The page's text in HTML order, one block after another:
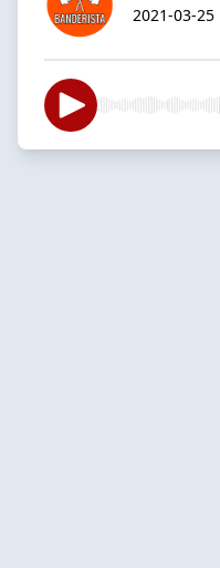
2021-03-25